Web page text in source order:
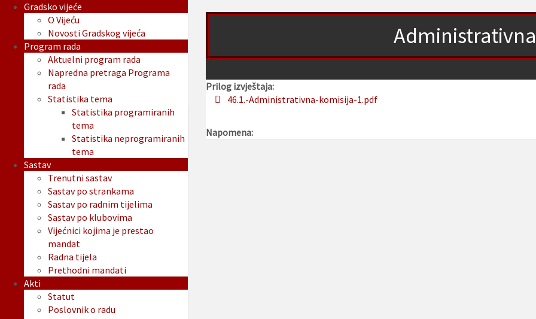
Prilog izvještaja:
46.1.-Administrativna-komisija-1.pdf
Napomena:
Gradsko vijeće
O Vijeću
Novosti Gradskog vijeća
Program rada
Aktuelni program rada
Napredna pretraga Programa
rada
Statistika tema
Statistika programiranih
tema
Statistika neprogramiranih
tema
Sastav
Trenutni sastav
Sastav po strankama
Sastav po radnim tijelima
Sastav po klubovima
Vijećnici kojima je prestao
mandat
Radna tijela
Prethodni mandati
Akti
Statut
Poslovnik o radu